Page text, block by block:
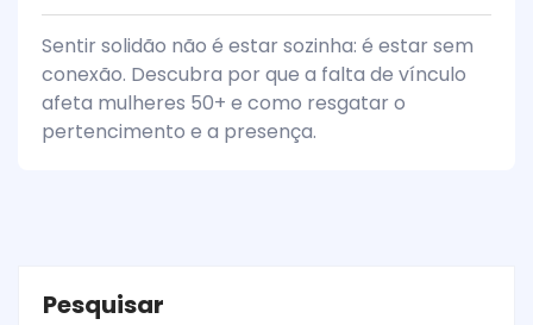
Sentir solidão não é estar sozinha: é estar sem
conexão. Descubra por que a falta de vínculo
afeta mulheres 50+ e como resgatar o
pertencimento e a presença.
Pesquisar